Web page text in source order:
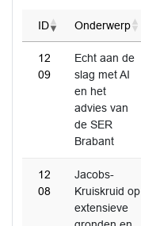
ID Onderwerp
12
09
Echt aan de
slag met AI
en het
advies van
de SER
Brabant
12
08
Jacobs-
Kruiskruid op
extensieve